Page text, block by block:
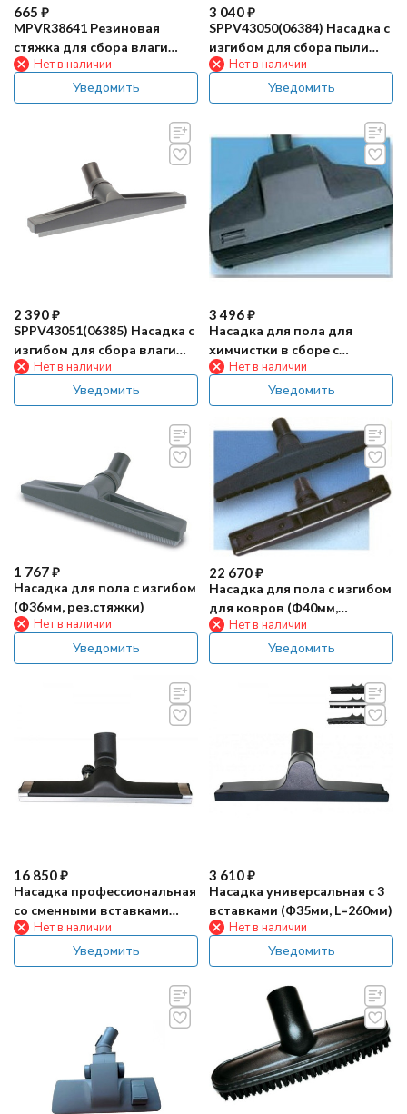
665 ₽
MPVR38641 Резиновая
стяжка для сбора влаги
(Ф40мм)
Нет в наличии
Уведомить
3 040₽
SPPV43050(06384) Насадка с
изгибом для сбора пыли
(400мм, Ф40мм)
Нет в наличии
Уведомить
2 390₽
SPPV43051(06385) Насадка с
изгибом для сбора влаги
(400мм, Ф40мм)
Нет в наличии
Уведомить
3 496₽
Насадка для пола для
химчистки в сборе с
форсункой
Нет в наличии
Уведомить
1 767₽
Насадка для пола с изгибом
(Ф36мм, рез.стяжки)
Нет в наличии
Уведомить
22 670₽
Насадка для пола с изгибом
для ковров (Ф40мм,
L=400мм)
Нет в наличии
Уведомить
16 850₽
Насадка профессиональная
со сменными вставками
(Ф35мм, L=450мм, пласт/
Нет в наличии
Уведомить
3 610₽
Насадка универсальная с 3
вставками (Ф35мм, L=260мм)
Нет в наличии
Уведомить